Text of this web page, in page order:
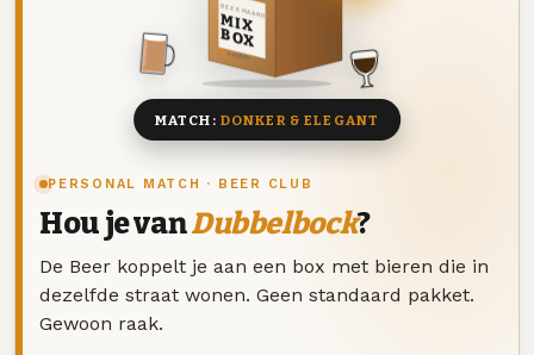
PERSONAL MATCH · BEER CLUB
Hou je vanDubbelbock?
De Beer koppelt je aan een box met bieren die in
dezelfde straat wonen. Geen standaard pakket.
Gewoon raak.
DEZE MAAND
MIX
BOX
8 BIEREN
MATCH: DONKER & ELEGANT